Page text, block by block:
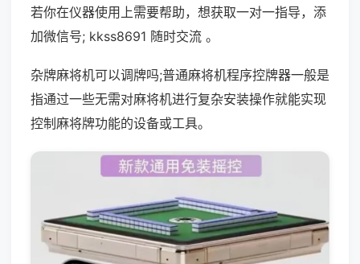
若你在仪器使用上需要帮助，想获取一对一指导，添
加微信号; kkss8691 随时交流 。
杂牌麻将机可以调牌吗;普通麻将机程序控牌器一般是
指通过一些无需对麻将机进行复杂安装操作就能实现
控制麻将牌功能的设备或工具。